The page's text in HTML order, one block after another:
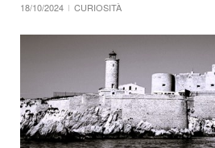
18/10/2024 CURIOSITÀ